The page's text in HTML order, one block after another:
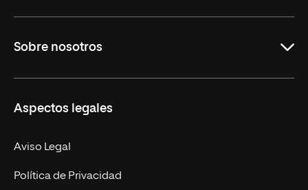
Derecho
Empresa
MBA
Marketing y Comunicación
Sobre nosotros
Nuestro Equipo
Contacto
Aspectos legales
Aviso Legal
Política de Privacidad